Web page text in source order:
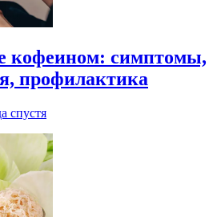
кофеином: симптомы,
профилактика
спустя